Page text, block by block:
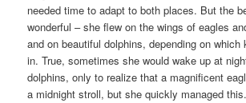
needed time to adapt to both places. But the
wonderful – she flew on the wings of eagles
and on beautiful dolphins, depending on which
in. True, sometimes she would wake up at
dolphins, only to realize that a magnificent
a midnight stroll, but she quickly managed this.